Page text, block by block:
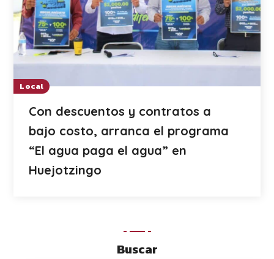
Local
Con descuentos y contratos a
bajo costo, arranca el programa
“El agua paga el agua” en
Huejotzingo
Buscar